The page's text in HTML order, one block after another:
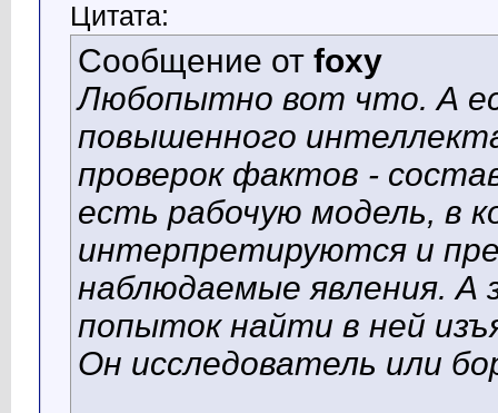
Цитата:
Сообщение от foxy
Любопытно вот что. А
повышенного
проверок фактов -
есть рабочую модель, в
интерпретируются и
наблюдаемые явления.
попыток найти в ней
Он исследователь или